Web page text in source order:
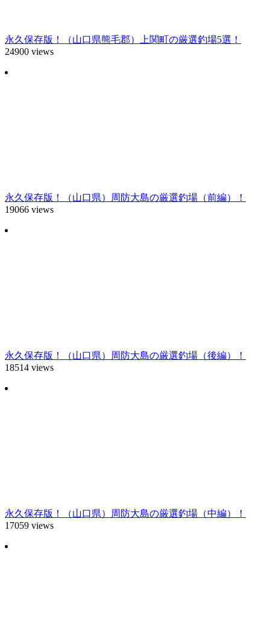
永久保存版！（山口県熊毛郡）上関町の厳選釣場5選！
24900 views
永久保存版！（山口県）周防大島の厳選釣場（前編）！
19066 views
永久保存版！（山口県）周防大島の厳選釣場（後編）！
18514 views
永久保存版！（山口県）周防大島の厳選釣場（中編）！
17059 views